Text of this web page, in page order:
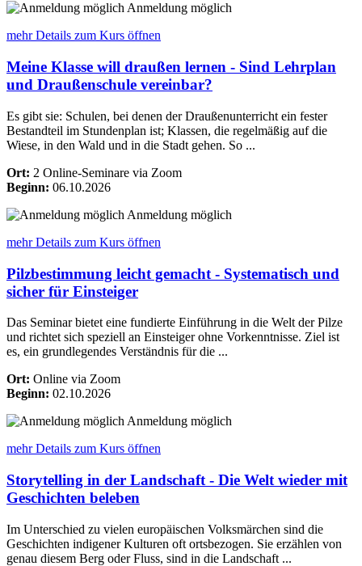
Anmeldung möglich
mehr Details zum Kurs öffnen
Meine Klasse will draußen lernen - Sind Lehrplan
und Draußenschule vereinbar?
Es gibt sie: Schulen, bei denen der Draußenunterricht ein fester
Bestandteil im Stundenplan ist; Klassen, die regelmäßig auf die
Wiese, in den Wald und in die Stadt gehen. So ...
Ort: 2 Online-Seminare via Zoom
Beginn: 06.10.2026
Anmeldung möglich
mehr Details zum Kurs öffnen
Pilzbestimmung leicht gemacht - Systematisch und
sicher für Einsteiger
Das Seminar bietet eine fundierte Einführung in die Welt der Pilze
und richtet sich speziell an Einsteiger ohne Vorkenntnisse. Ziel ist
es, ein grundlegendes Verständnis für die ...
Ort: Online via Zoom
Beginn: 02.10.2026
Anmeldung möglich
mehr Details zum Kurs öffnen
Storytelling in der Landschaft - Die Welt wieder mit
Geschichten beleben
Im Unterschied zu vielen europäischen Volksmärchen sind die
Geschichten indigener Kulturen oft ortsbezogen. Sie erzählen von
genau diesem Berg oder Fluss, sind in die Landschaft ...